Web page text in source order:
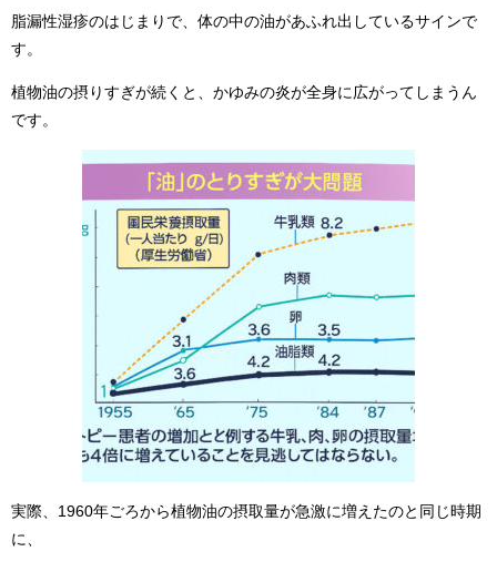
脂漏性湿疹のはじまりで、体の中の油があふれ出しているサインで
す。
植物油の摂りすぎが続くと、かゆみの炎が全身に広がってしまうん
です。
実際、1960年ごろから植物油の摂取量が急激に増えたのと同じ時期
に、